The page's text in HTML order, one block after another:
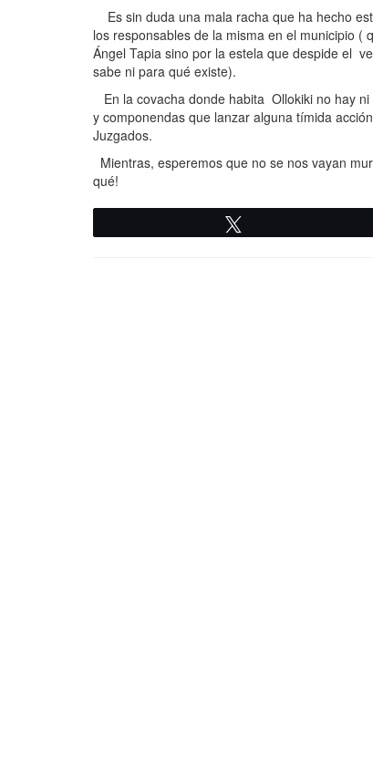
Es sin duda una mala racha que ha hecho
los responsables de la misma en el municipio (
Ángel Tapia sino por la estela que despide el
sabe ni para qué existe).
En la covacha donde habita Ollokiki no hay
y componendas que lanzar alguna tímida
Juzgados.
Mientras, esperemos que no se nos vayan
qué!